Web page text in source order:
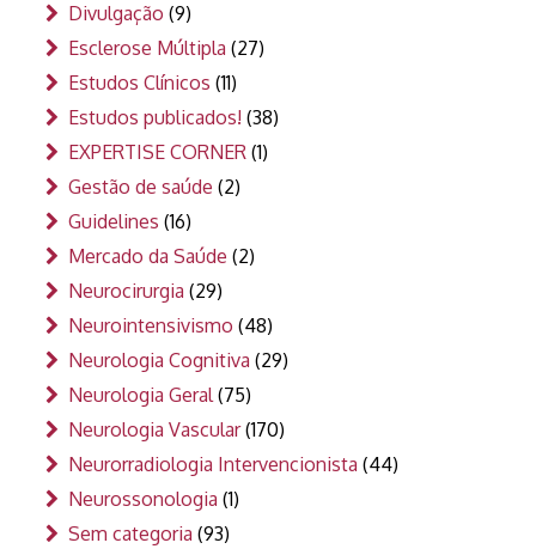
Divulgação (9)
Esclerose Múltipla (27)
Estudos Clínicos (11)
Estudos publicados! (38)
EXPERTISE CORNER (1)
Gestão de saúde (2)
Guidelines (16)
Mercado da Saúde (2)
Neurocirurgia (29)
Neurointensivismo (48)
Neurologia Cognitiva (29)
Neurologia Geral(75)
Neurologia Vascular(170)
Neurorradiologia Intervencionista (44)
Neurossonologia (1)
Sem categoria (93)